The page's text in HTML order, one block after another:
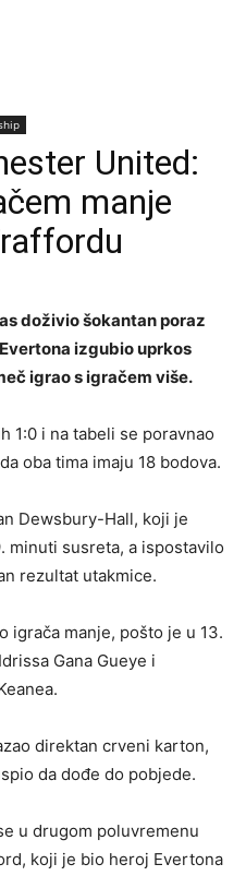
United:
manje
doživio šokantan poraz
izgubio uprkos
igrao s igračem više.
1:0 i na tabeli se poravnao
oba tima imaju 18 bodova.
Dewsbury-Hall, koji je
minuti susreta, a ispostavilo
rezultat utakmice.
igrača manje, pošto je u 13.
Gana Gueye i
direktan crveni karton,
da dođe do pobjede.
u drugom poluvremenu
koji je bio heroj Evertona